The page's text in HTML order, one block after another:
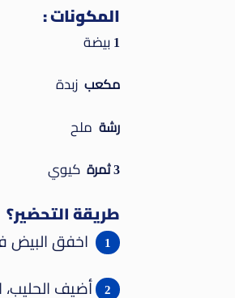
المكونات :
1 بيضة
مكعب زبدة
رشة ملح
3 ثمرة كيوي
طريقة التحضير؟
اخفق البيض
أضيف الحليب،